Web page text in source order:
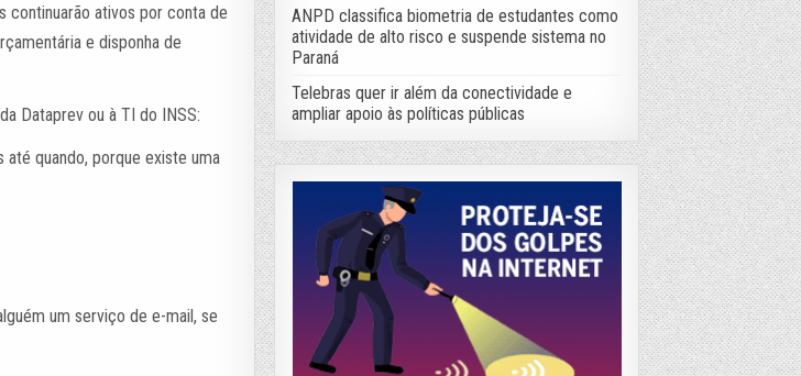
continuarão ativos por conta de
e disponha de
Dataprev ou à TI do INSS:
quando, porque existe uma
um serviço de e-mail, se
ANPD classifica biometria de estudantes como
atividade de alto risco e suspende sistema no
Paraná
Telebras quer ir além da conectividade e
ampliar apoio às políticas públicas